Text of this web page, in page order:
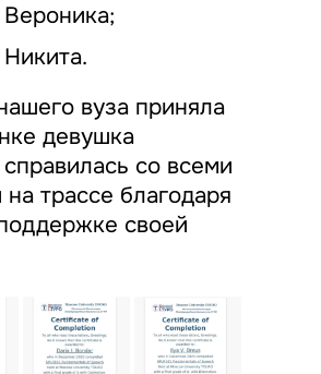
вуза приняла
девушка
со всеми
трассе благодаря
своей